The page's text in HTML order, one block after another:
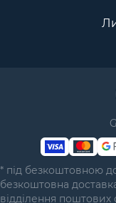
* під безкоштовною
безкоштовна
відділення